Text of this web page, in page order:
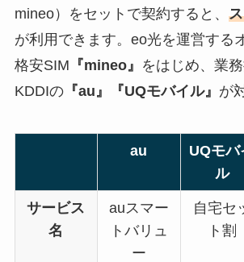
mineo）をセットで契約すると、
が利用できます。eo光を運営する
格安SIM 『mineo』 をはじめ、業
KDDIの『au』『UQモバイル』 が
au
UQモバ
ル
サービス
名
auスマー
トバリュ
ー
自宅セ
ト割